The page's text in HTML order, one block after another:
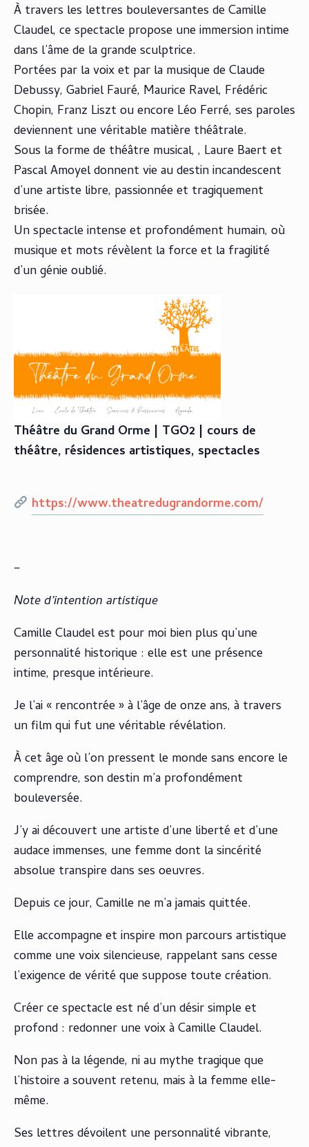
À travers les lettres bouleversantes de Camille
Claudel, ce spectacle propose une immersion intime
dans l’âme de la grande sculptrice.
Portées par la voix et par la musique de Claude
Debussy, Gabriel Fauré, Maurice Ravel, Frédéric
Chopin, Franz Liszt ou encore Léo Ferré, ses paroles
deviennent une véritable matière théâtrale.
Sous la forme de théâtre musical, , Laure Baert et
Pascal Amoyel donnent vie au destin incandescent
d’une artiste libre, passionnée et tragiquement
brisée.
Un spectacle intense et profondément humain, où
musique et mots révèlent la force et la fragilité
d’un génie oublié.
Théâtre du Grand Orme | TGO2 | cours de
théâtre, résidences artistiques, spectacles
https://www.theatredugrandorme.com/
–
Note d’intention artistique
Camille Claudel est pour moi bien plus qu’une
personnalité historique : elle est une présence
intime, presque intérieure.
Je l’ai « rencontrée » à l’âge de onze ans, à travers
un film qui fut une véritable révélation.
À cet âge où l’on pressent le monde sans encore le
comprendre, son destin m’a profondément
bouleversée.
J’y ai découvert une artiste d’une liberté et d’une
audace immenses, une femme dont la sincérité
absolue transpire dans ses oeuvres.
Depuis ce jour, Camille ne m’a jamais quittée.
Elle accompagne et inspire mon parcours artistique
comme une voix silencieuse, rappelant sans cesse
l’exigence de vérité que suppose toute création.
Créer ce spectacle est né d’un désir simple et
profond : redonner une voix à Camille Claudel.
Non pas à la légende, ni au mythe tragique que
l’histoire a souvent retenu, mais à la femme elle-
même.
Ses lettres dévoilent une personnalité vibrante,